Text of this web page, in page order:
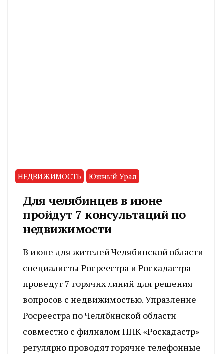
НЕДВИЖИМОСТЬ Южный Урал
Для челябинцев в июне
пройдут 7 консультаций по
недвижимости
В июне для жителей Челябинской области
специалисты Росреестра и Роскадастра
проведут 7 горячих линий для решения
вопросов с недвижимостью. Управление
Росреестра по Челябинской области
совместно с филиалом ППК «Роскадастр»
регулярно проводят горячие телефонные